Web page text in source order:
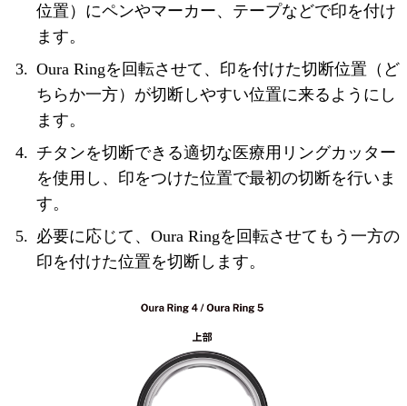
位置）にペンやマーカー、テープなどで印を付け
ます。
Oura Ringを回転させて、印を付けた切断位置（ど
ちらか一方）が切断しやすい位置に来るようにし
ます。
チタンを切断できる適切な医療用リングカッター
を使用し、印をつけた位置で最初の切断を行いま
す。
必要に応じて、Oura Ringを回転させてもう一方の
印を付けた位置を切断します。